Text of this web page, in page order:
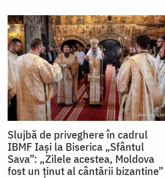
Slujbă de priveghere în cadrul
IBMF Iași la Biserica „Sfântul
Sava”: „Zilele acestea, Moldova
fost un ținut al cântării bizantine”